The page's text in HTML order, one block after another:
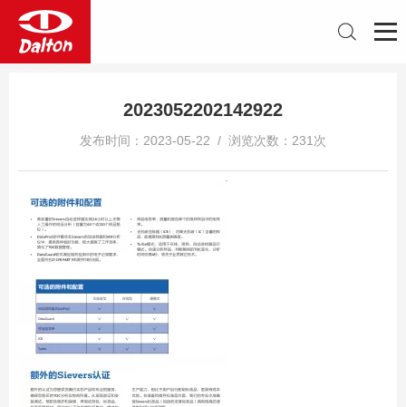
2023052202142922
发布时间：2023-05-22 / 浏览次数：231次